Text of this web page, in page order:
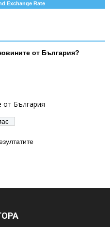
Exchange Rate
от България?
от България